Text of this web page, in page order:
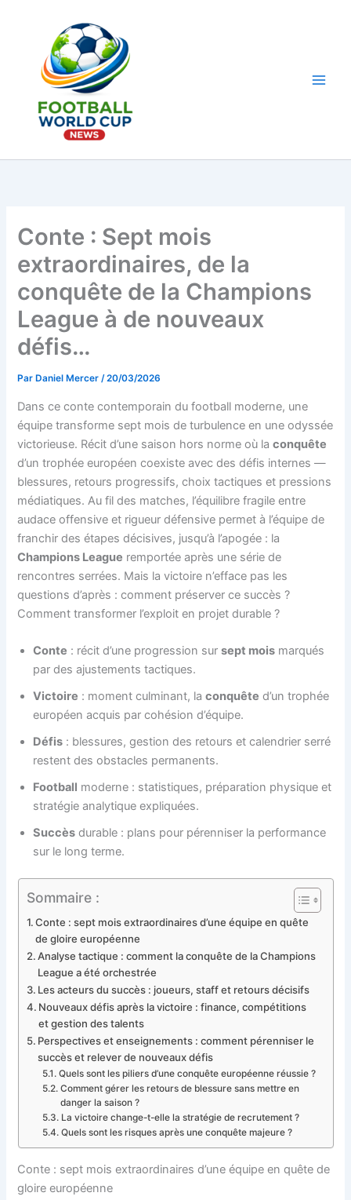
Conte : Sept mois
extraordinaires, de la
conquête de la Champions
League à de nouveaux
défis…
Par Daniel Mercer/20/03/2026
Dans ce conte contemporain du football moderne, une
équipe transforme sept mois de turbulence en une odyssée
victorieuse. Récit d’une saison hors norme où laconquête
d’un trophée européen coexiste avec des défis internes —
blessures, retours progressifs, choix tactiques et pressions
médiatiques. Au fil des matches, l’équilibre fragile entre
audace offensive et rigueur défensive permet à l’équipe de
franchir des étapes décisives, jusqu’à l’apogée : la
Champions League remportée après une série de
rencontres serrées. Mais la victoire n’efface pas les
questions d’après : comment préserver ce succès ?
Comment transformer l’exploit en projet durable ?
Conte : récit d’une progression sursept mois marqués
par des ajustements tactiques.
Victoire : moment culminant, laconquête d’un trophée
européen acquis par cohésion d’équipe.
Défis : blessures, gestion des retours et calendrier serré
restent des obstacles permanents.
Football moderne : statistiques, préparation physique et
stratégie analytique expliquées.
Succès durable : plans pour pérenniser la performance
sur le long terme.
Sommaire :
Conte : sept mois extraordinaires d’une équipe en quête
de gloire européenne
Analyse tactique : comment la conquête de la Champions
League a été orchestrée
Les acteurs du succès : joueurs, staff et retours décisifs
Nouveaux défis après la victoire : finance, compétitions
et gestion des talents
Perspectives et enseignements : comment pérenniser le
succès et relever de nouveaux défis
Quels sont les piliers d’une conquête européenne réussie ?
Comment gérer les retours de blessure sans mettre en
danger la saison ?
La victoire change-t-elle la stratégie de recrutement ?
Quels sont les risques après une conquête majeure ?
Conte : sept mois extraordinaires d’une équipe en quête de
gloire européenne